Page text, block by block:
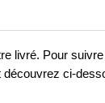
livré. Pour
découvrez ci-